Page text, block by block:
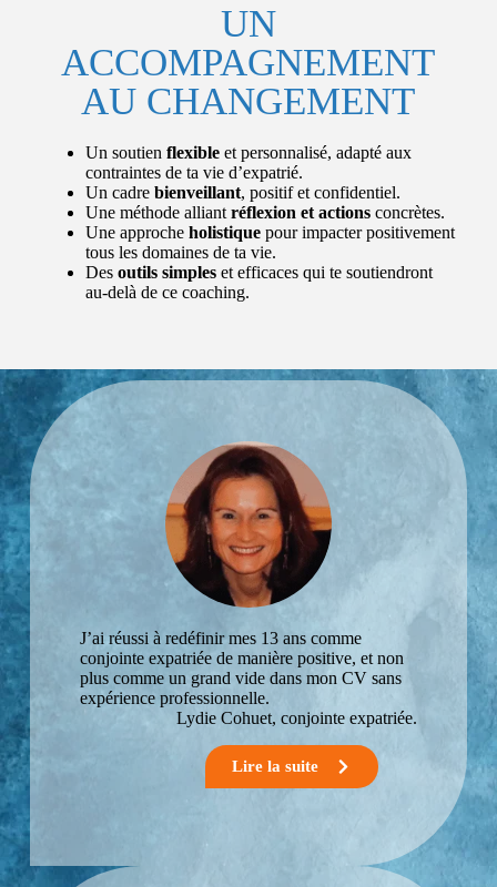
retour
d’une
expatriatio
n.
ou
impossibil
ité de
travailler à
l’étranger.
Opportuni
tés et
contrainte
Naissance
couple,
séparé,
divorcé ou
travail.
Réaliser
un projet
personnel
ant.
ement
profession
nel et
Bien-être
un retour
Orientatio
n post
burnout.
Confiance
syndrome
l’imposteu
r.
compte.
UN
ACCOMPAGNEMENT
AU CHANGEMENT
Un soutien flexibleet personnalisé, adapté aux
contraintes de ta vie d’expatrié.
Un cadrebienveillant, positif et confidentiel.
Une méthode alliant réflexion et actionsconcrètes.
Une approche holistiquepour impacter positivement
tous les domaines de ta vie.
Des outils simpleset efficaces qui te soutiendront
au-delà de ce coaching.
J’ai réussi à redéfinir mes 13 ans comme
conjointe expatriée de manière positive, et non
plus comme un grand vide dans mon CV sans
expérience professionnelle.
Lydie Cohuet, conjointe expatriée.
Lire la suite